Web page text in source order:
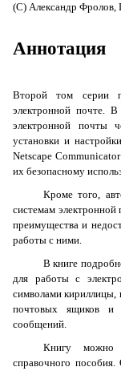
(С) Александр Фролов,
Аннотация
Второй том серии
электронной почте.
электронной почты
установки и
Netscape Communicator
их безопасному
Кроме того,
системам
преимущества и
работы с ними.
В книге
для работы с
символами кириллицы,
почтовых ящиков и
сообщений.
Книгу можно
справочного пособия.